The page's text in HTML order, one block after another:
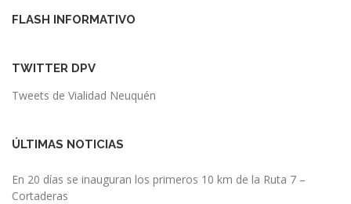
FLASH INFORMATIVO
TWITTER DPV
Tweets de Vialidad Neuquén
ÚLTIMAS NOTICIAS
En 20 días se inauguran los primeros 10 km de la Ruta 7 –
Cortaderas